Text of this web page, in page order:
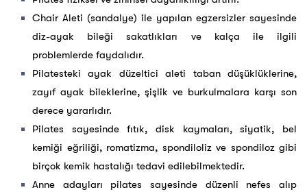
Chair Aleti (sandalye) ile yapılan egzersizler sayesinde
diz-ayak bileği sakatlıkları ve kalça ile ilgili
problemlerde faydalıdır.
Pilatesteki ayak düzeltici aleti taban düşüklüklerine,
zayıf ayak bileklerine, şişlik ve burkulmalara karşı son
derece yararlıdır.
Pilates sayesinde fıtık, disk kaymaları, siyatik, bel
kemiği eğriliği, romatizma, spondiloliz ve spondiloz gibi
birçok kemik hastalığı tedavi edilebilmektedir.
Anne adayları pilates sayesinde düzenli nefes alıp